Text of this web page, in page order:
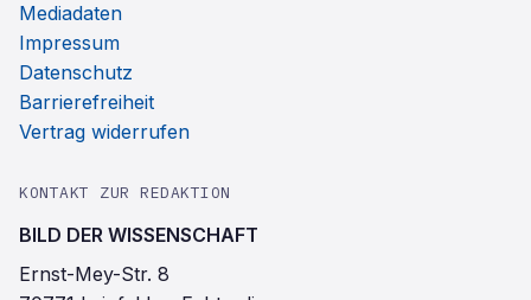
Mediadaten
Impressum
Datenschutz
Barrierefreiheit
Vertrag widerrufen
KONTAKT ZUR REDAKTION
BILD DER WISSENSCHAFT
Ernst-Mey-Str. 8